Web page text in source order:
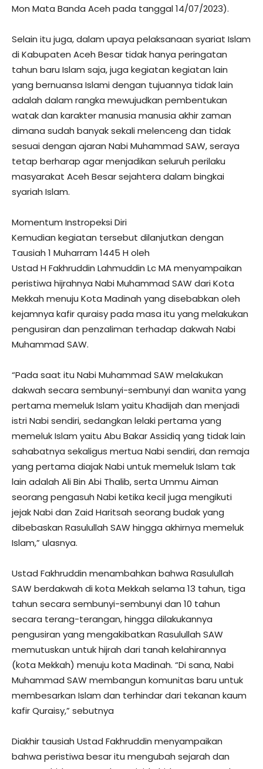
Mon Mata Banda Aceh pada tanggal 14/07/2023).
Selain itu juga, dalam upaya pelaksanaan syariat Islam
di Kabupaten Aceh Besar tidak hanya peringatan
tahun baru Islam saja, juga kegiatan kegiatan lain
yang bernuansa Islami dengan tujuannya tidak lain
adalah dalam rangka mewujudkan pembentukan
watak dan karakter manusia manusia akhir zaman
dimana sudah banyak sekali melenceng dan tidak
sesuai dengan ajaran Nabi Muhammad SAW, seraya
tetap berharap agar menjadikan seluruh perilaku
masyarakat Aceh Besar sejahtera dalam bingkai
syariah Islam.
Momentum Instropeksi Diri
Kemudian kegiatan tersebut dilanjutkan dengan
Tausiah 1 Muharram 1445 H oleh
Ustad H Fakhruddin Lahmuddin Lc MA menyampaikan
peristiwa hijrahnya Nabi Muhammad SAW dari Kota
Mekkah menuju Kota Madinah yang disebabkan oleh
kejamnya kafir quraisy pada masa itu yang melakukan
pengusiran dan penzaliman terhadap dakwah Nabi
Muhammad SAW.
“Pada saat itu Nabi Muhammad SAW melakukan
dakwah secara sembunyi-sembunyi dan wanita yang
pertama memeluk Islam yaitu Khadijah dan menjadi
istri Nabi sendiri, sedangkan lelaki pertama yang
memeluk Islam yaitu Abu Bakar Assidiq yang tidak lain
sahabatnya sekaligus mertua Nabi sendiri, dan remaja
yang pertama diajak Nabi untuk memeluk Islam tak
lain adalah Ali Bin Abi Thalib, serta Ummu Aiman
seorang pengasuh Nabi ketika kecil juga mengikuti
jejak Nabi dan Zaid Haritsah seorang budak yang
dibebaskan Rasulullah SAW hingga akhirnya memeluk
Islam,” ulasnya.
Ustad Fakhruddin menambahkan bahwa Rasulullah
SAW berdakwah di kota Mekkah selama 13 tahun, tiga
tahun secara sembunyi-sembunyi dan 10 tahun
secara terang-terangan, hingga dilakukannya
pengusiran yang mengakibatkan Rasulullah SAW
memutuskan untuk hijrah dari tanah kelahirannya
(kota Mekkah) menuju kota Madinah. “Di sana, Nabi
Muhammad SAW membangun komunitas baru untuk
membesarkan Islam dan terhindar dari tekanan kaum
kafir Quraisy,” sebutnya
Diakhir tausiah Ustad Fakhruddin menyampaikan
bahwa peristiwa besar itu mengubah sejarah dan